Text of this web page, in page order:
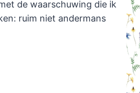
de waarschuwing die ik
ruim niet andermans